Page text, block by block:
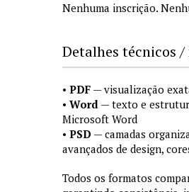
Nenhuma inscrição.
Detalhes técnicos
• PDF — visualização
• Word — texto e
Microsoft Word
• PSD — camadas
avançados de design,
Todos os formatos